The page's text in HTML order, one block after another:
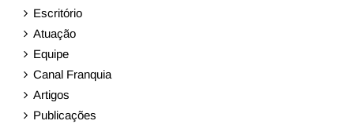
Escritório
Atuação
Equipe
Canal Franquia
Artigos
Publicações